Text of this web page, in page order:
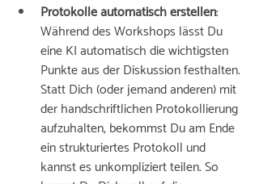
Protokolle automatisch erstellen:
Während des Workshops lässt Du
eine KI automatisch die wichtigsten
Punkte aus der Diskussion festhalten.
Statt Dich (oder jemand anderen) mit
der handschriftlichen Protokollierung
aufzuhalten, bekommst Du am Ende
ein strukturiertes Protokoll und
kannst es unkompliziert teilen. So